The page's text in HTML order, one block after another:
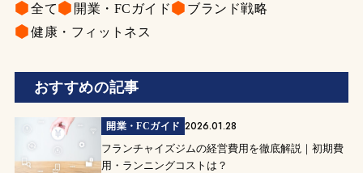
全て 開業・FCガイド
ブランド戦略
健康・フィットネス
おすすめの記事
開業・FCガイド 2026.01.28
フランチャイズジムの経営費用を徹底解説｜初期費
用・ランニングコストは？